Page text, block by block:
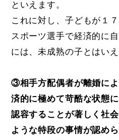
といえます。
これに対し、子どもが１
スポーツ選手で経済的に
には、未成熟の子とはいえ
③相手方配偶者が離婚に
済的に極めて苛酷な状態
認容することが著しく社
ような特段の事情が認め